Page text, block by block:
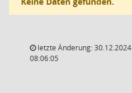
letzte Änderung: 30.12.2024
08:06:05